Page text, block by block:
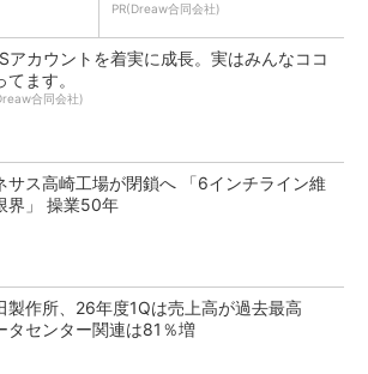
PR(Dreaw合同会社)
アカウントを着実に成長。実はみんなココ
てます。
合同会社)
サス高崎工場が閉鎖へ 「6インチライン維
界」 操業50年
製作所、26年度1Qは売上高が過去最高
タセンター関連は81％増